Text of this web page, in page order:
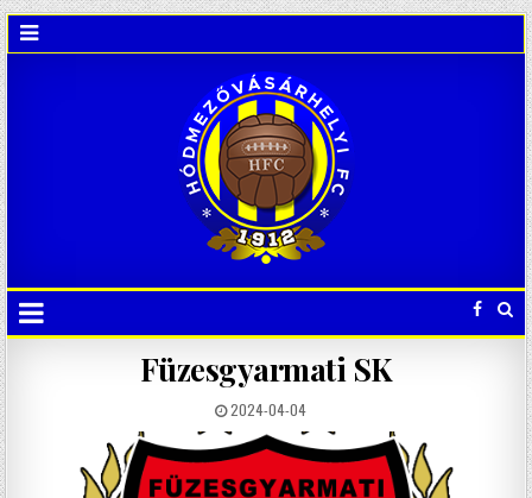
Füzesgyarmati SK
2024-04-04